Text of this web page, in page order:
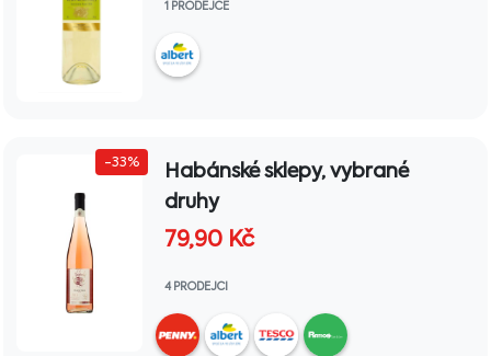
1 PRODEJCE
-33%
Habánské sklepy, vybrané
druhy
79,90 Kč
4 PRODEJCI